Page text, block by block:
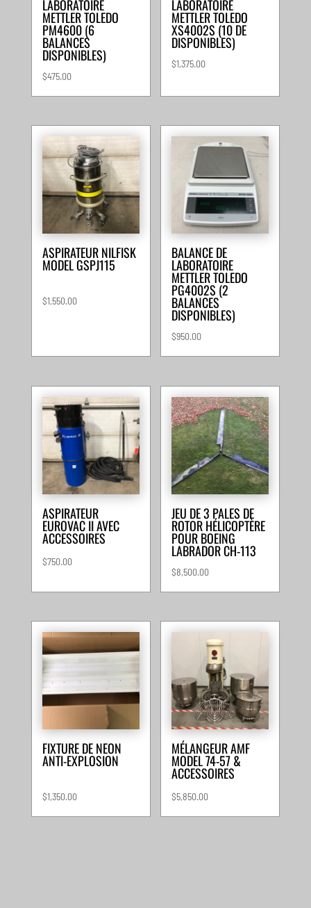
LABORATOIRE
METTLER TOLEDO
PM4600 (6
BALANCES
DISPONIBLES)
$475.00
LABORATOIRE
METTLER TOLEDO
XS4002S (10 DE
DISPONIBLES)
$1,375.00
ASPIRATEUR NILFISK
MODEL GSPJ115
$1,550.00
BALANCE DE
LABORATOIRE
METTLER TOLEDO
PG4002S (2
BALANCES
DISPONIBLES)
$950.00
ASPIRATEUR
EUROVAC II AVEC
ACCESSOIRES
$750.00
JEU DE 3 PALES DE
ROTOR HÉLICOPTÈRE
POUR BOEING
LABRADOR CH-113
$8,500.00
FIXTURE DE NEON
ANTI-EXPLOSION
$1,350.00
MÉLANGEUR AMF
MODEL 74-57 &
ACCESSOIRES
$5,850.00